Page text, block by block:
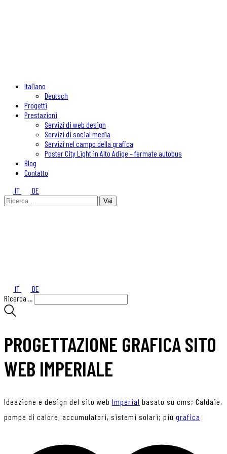
Italiano
Deutsch
Progetti
Prestazioni
Servizi di web design
Servizi di social media
Servizi nel campo della grafica
Poster City Light in Alto Adige – fermate autobus
Blog
Contatto
IT
DE
IT
DE
Ricerca ...
PROGETTAZIONE GRAFICA SITO
WEB IMPERIALE
Ideazione e design del sito web Imperial basato su cms; Caldaie,
pompe di calore, accumulatori, sistemi solari; più grafica